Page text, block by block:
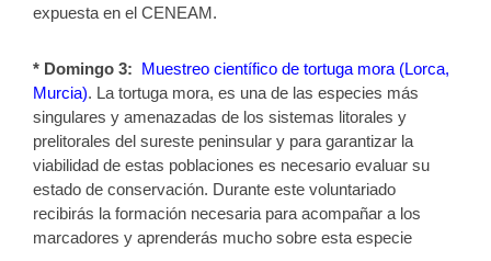
expuesta en el CENEAM.
* Domingo 3: Muestreo científico de tortuga mora (Lorca,
Murcia). La tortuga mora, es una de las especies más
singulares y amenazadas de los sistemas litorales y
prelitorales del sureste peninsular y para garantizar la
viabilidad de estas poblaciones es necesario evaluar su
estado de conservación. Durante este voluntariado
recibirás la formación necesaria para acompañar a los
marcadores y aprenderás mucho sobre esta especie